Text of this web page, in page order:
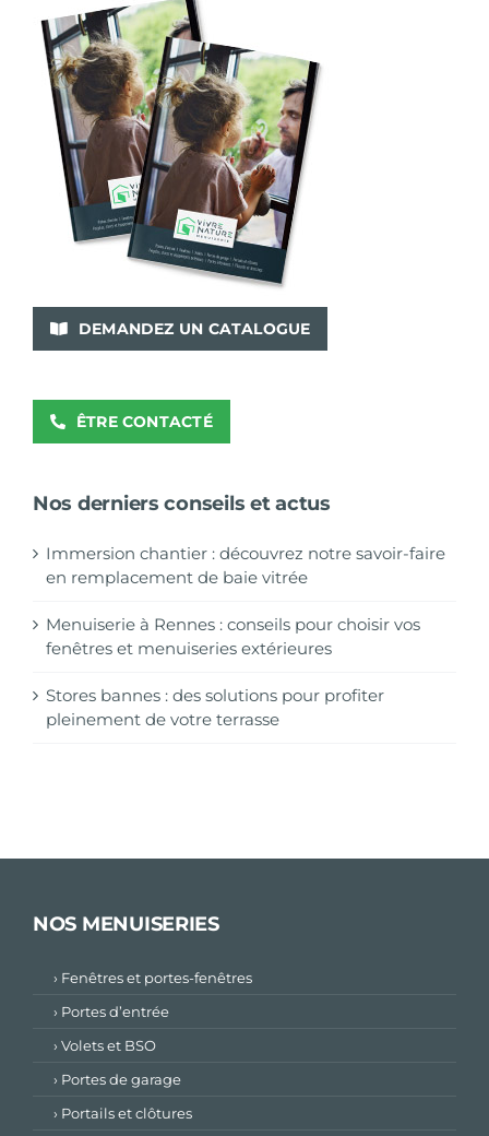
DEMANDEZ UN CATALOGUE
ÊTRE CONTACTÉ
Nos derniers conseils et actus
Immersion chantier : découvrez notre savoir-faire
en remplacement de baie vitrée
Menuiserie à Rennes : conseils pour choisir vos
fenêtres et menuiseries extérieures
Stores bannes : des solutions pour profiter
pleinement de votre terrasse
NOS MENUISERIES
› Fenêtres et portes-fenêtres
› Portes d’entrée
› Volets et BSO
› Portes de garage
› Portails et clôtures